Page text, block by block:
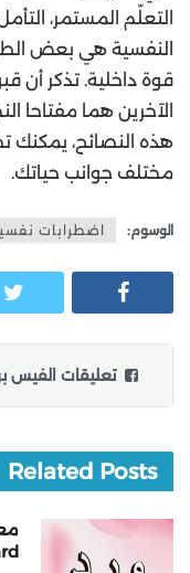
التعلّم المستمر،
النفسية هي بعض
قوة داخلية. تذكر أن
الآخرين هما مفتاحا
هذه النصائح، يمكنك
مختلف جوانب حياتك.
الوسوم: اضطرابات
تعليقات الفيس
Related Posts